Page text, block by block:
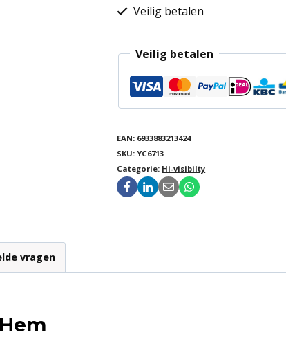
Veilig betalen
Veilig betalen
EAN: 6933883213424
SKU:YC6713
Categorie: Hi-visibilty
vragen